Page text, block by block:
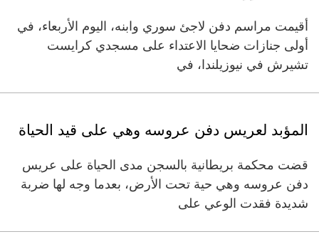
أقيمت مراسم دفن لاجئ سوري وابنه، اليوم الأربعاء، في
أولى جنازات ضحايا الاعتداء على مسجدي كرايست
تشيرش في نيوزيلندا، في
المؤبد لعريس دفن عروسه وهي على قيد الحياة
قضت محكمة بريطانية بالسجن مدى الحياة على عريس
دفن عروسه وهي حية تحت الأرض، بعدما وجه لها ضربة
شديدة فقدت الوعي على